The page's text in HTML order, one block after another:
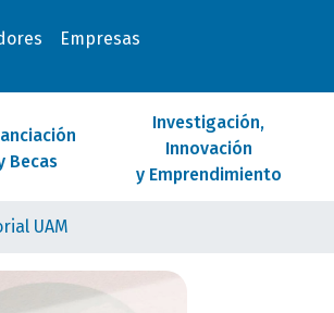
Empresas
Becas
Investigación,
Innovación
y Emprendimiento
UAM